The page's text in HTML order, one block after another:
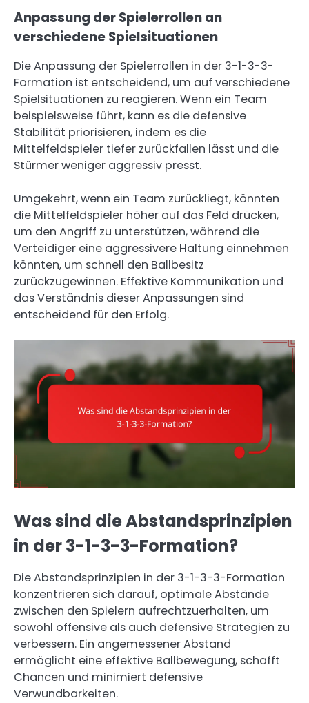
Anpassung der Spielerrollen an
verschiedene Spielsituationen
Die Anpassung der Spielerrollen in der 3-1-3-3-
Formation ist entscheidend, um auf verschiedene
Spielsituationen zu reagieren. Wenn ein Team
beispielsweise führt, kann es die defensive
Stabilität priorisieren, indem es die
Mittelfeldspieler tiefer zurückfallen lässt und die
Stürmer weniger aggressiv presst.
Umgekehrt, wenn ein Team zurückliegt, könnten
die Mittelfeldspieler höher auf das Feld drücken,
um den Angriff zu unterstützen, während die
Verteidiger eine aggressivere Haltung einnehmen
könnten, um schnell den Ballbesitz
zurückzugewinnen. Effektive Kommunikation und
das Verständnis dieser Anpassungen sind
entscheidend für den Erfolg.
Was sind die Abstandsprinzipien
in der 3-1-3-3-Formation?
Die Abstandsprinzipien in der 3-1-3-3-Formation
konzentrieren sich darauf, optimale Abstände
zwischen den Spielern aufrechtzuerhalten, um
sowohl offensive als auch defensive Strategien zu
verbessern. Ein angemessener Abstand
ermöglicht eine effektive Ballbewegung, schafft
Chancen und minimiert defensive
Verwundbarkeiten.